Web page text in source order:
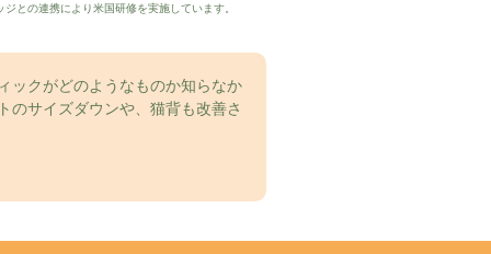
の連携により米国研修を実施しています。
ックがどのようなものか知らなか
のサイズダウンや、猫背も改善さ